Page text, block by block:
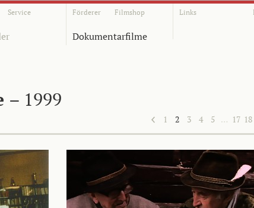
Service Förderer Filmshop Links
Dokumentarfilme
– 1999
1 2 3 4 5 … 17 18